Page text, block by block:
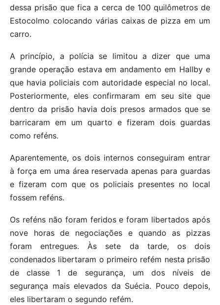
dessa prisão que fica a cerca de 100 quilômetros de
Estocolmo colocando várias caixas de pizza em um
carro.
A princípio, a polícia se limitou a dizer que uma
grande operação estava em andamento em Hallby e
que havia policiais com autoridade especial no local.
Posteriormente, eles confirmaram em seu site que
dentro da prisão havia dois presos armados que se
barricaram em um quarto e fizeram dois guardas
como reféns.
Aparentemente, os dois internos conseguiram entrar
à força em uma área reservada apenas para guardas
e fizeram com que os policiais presentes no local
fossem reféns.
Os reféns não foram feridos e foram libertados após
nove horas de negociações e quando as pizzas
foram entregues. Às sete da tarde, os dois
condenados libertaram o primeiro refém nesta prisão
de classe 1 de segurança, um dos níveis de
segurança mais elevados da Suécia. Pouco depois,
eles libertaram o segundo refém.